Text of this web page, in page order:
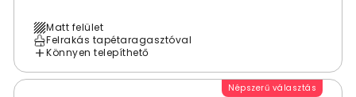
Matt felület
Felrakás tapétaragasztóval
Könnyen telepíthető
Népszerű választás